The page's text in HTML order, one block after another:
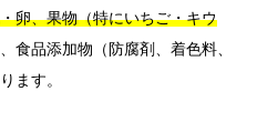
卵、果物（特にいちご・キウ
食品添加物（防腐剤、着色料、
ます。